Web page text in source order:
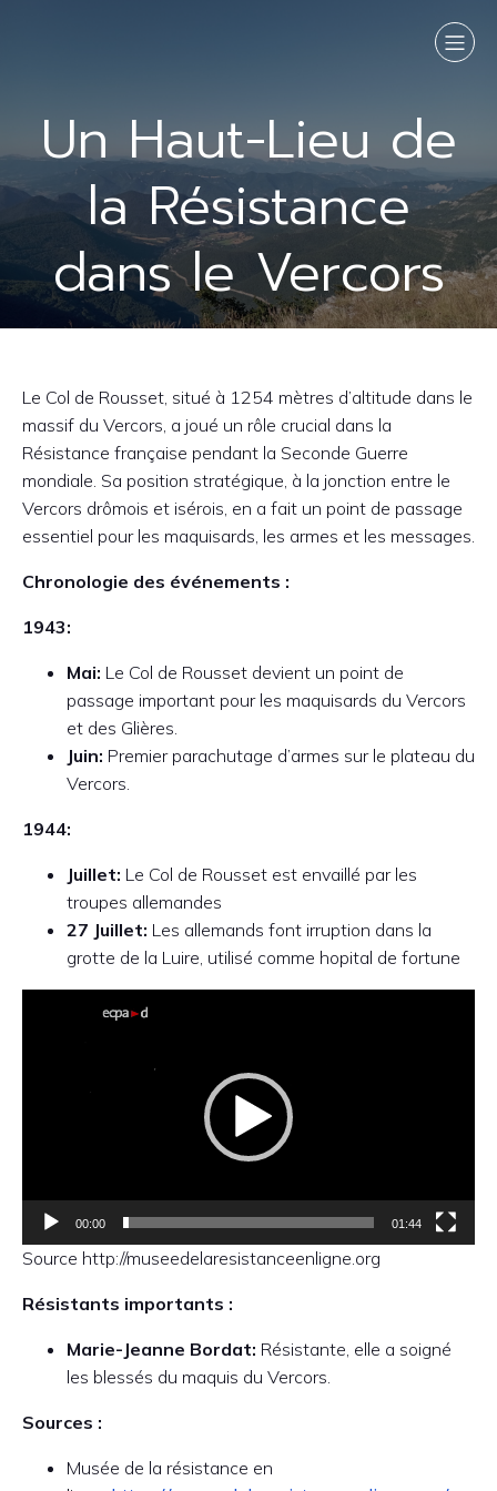
Un Haut-Lieu de
la Résistance
dans le Vercors
Le Col de Rousset, situé à 1254 mètres d’altitude dans le
massif du Vercors, a joué un rôle crucial dans la
Résistance française pendant la Seconde Guerre
mondiale. Sa position stratégique, à la jonction entre le
Vercors drômois et isérois, en a fait un point de passage
essentiel pour les maquisards, les armes et les messages.
Chronologie des événements :
1943:
Mai: Le Col de Rousset devient un point de
passage important pour les maquisards du Vercors
et des Glières.
Juin: Premier parachutage d’armes sur le plateau du
Vercors.
1944:
Juillet: Le Col de Rousset est envaillé par les
troupes allemandes
27 Juillet: Les allemands font irruption dans la
grotte de la Luire, utilisé comme hopital de fortune
00:00 01:44
Source http://museedelaresistanceenligne.org
Résistants importants :
Marie-Jeanne Bordat: Résistante, elle a soigné
les blessés du maquis du Vercors.
Sources :
Musée de la résistance en